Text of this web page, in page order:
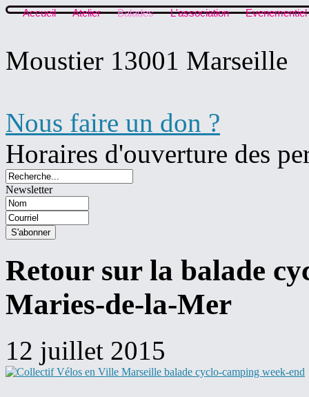
Accueil Atelier Balades L'association Evenementiel
Moustier 13001 Marseille
Nous faire un don ?
Horaires d'ouverture des
Newsletter
Retour sur la balade
Maries-de-la-Mer
12 juillet 2015